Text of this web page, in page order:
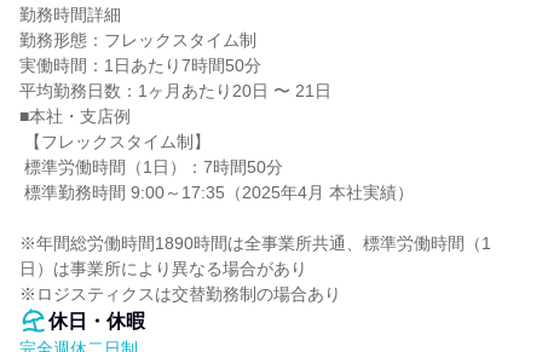
勤務時間詳細
勤務形態：フレックスタイム制
実働時間：1日あたり7時間50分
平均勤務日数：1ヶ月あたり20日 〜 21日
■本社・支店例
※年間総労働時間1890時間は全事業所共通、標準労働時間（1
日）は事業所により異なる場合があり
※ロジスティクスは交替勤務制の場合あり
休日・休暇